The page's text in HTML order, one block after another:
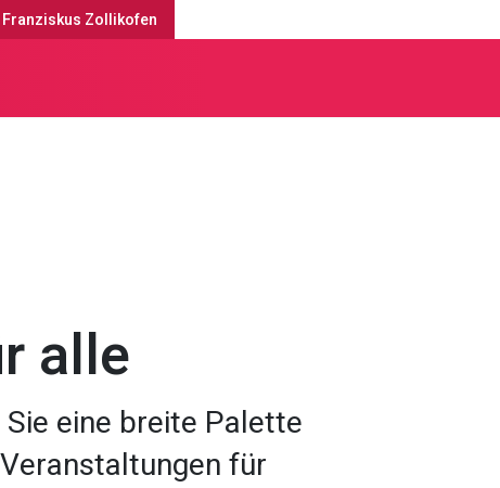
Zollikofen
alle
eine breite Palette
für